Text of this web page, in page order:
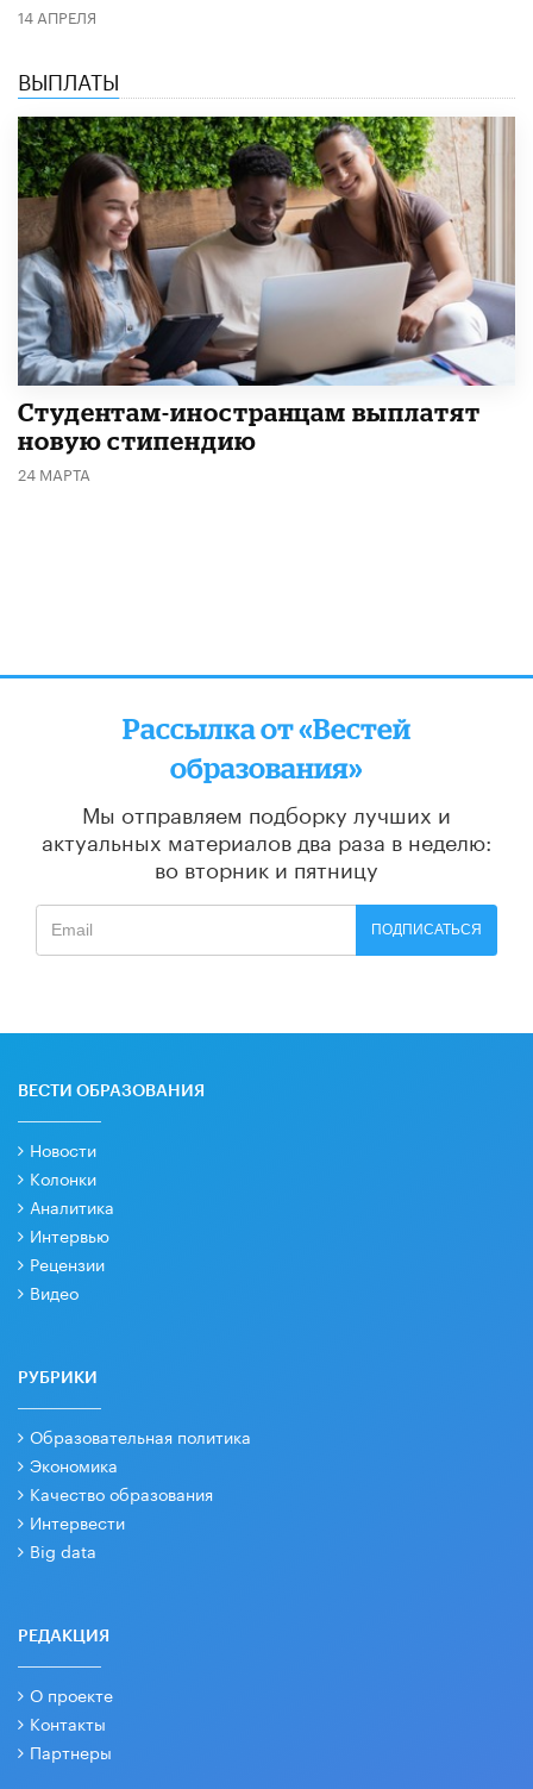
14 АПРЕЛЯ
ВЫПЛАТЫ
Студентам-иностранцам выплатят
новую стипендию
24 МАРТА
Рассылка от «Вестей
образования»
Мы отправляем подборку лучших и
актуальных материалов два раза в неделю:
во вторник и пятницу
ПОДПИСАТЬСЯ
ВЕСТИ ОБРАЗОВАНИЯ
Новости
Колонки
Аналитика
Интервью
Рецензии
Видео
РУБРИКИ
Образовательная политика
Экономика
Качество образования
Интервести
Big data
РЕДАКЦИЯ
О проекте
Контакты
Партнеры